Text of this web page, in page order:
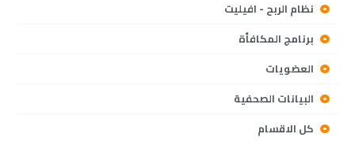
نظام الربح - افيليت
برنامج المكافأة
العضويات
البيانات الصحفية
كل الاقسام